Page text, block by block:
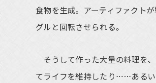
食物を生成。アーティファクト
グルと回転させられる。
そうして作った大量の料理を
てライフを維持したり……あるい